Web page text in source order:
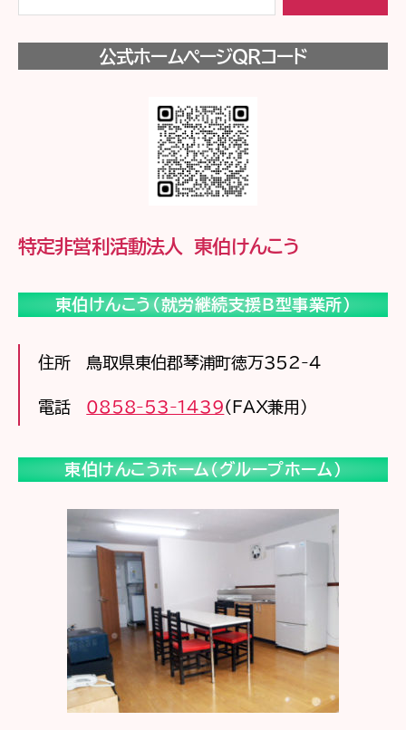
公式ホームページQRコード
特定非営利活動法人 東伯けんこう
東伯けんこう（就労継続支援Ｂ型事業所）
住所 鳥取県東伯郡琴浦町徳万352-4
電話 0858-53-1439（FAX兼用）
東伯けんこうホーム（グループホーム）